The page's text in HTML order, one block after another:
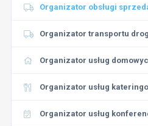
Organizator obsługi
Organizator transportu
Organizator usług
Organizator usług
Organizator usług